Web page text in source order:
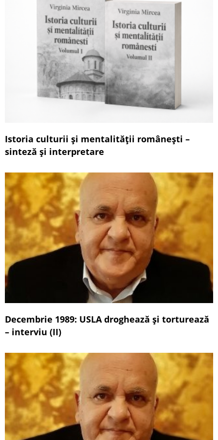
ideologiilor:
lectură
senatorului
Mircia
Chelaru
Istoria culturii și mentalității românești –
sinteză și interpretare
Decembrie 1989: USLA droghează și torturează
– interviu (II)